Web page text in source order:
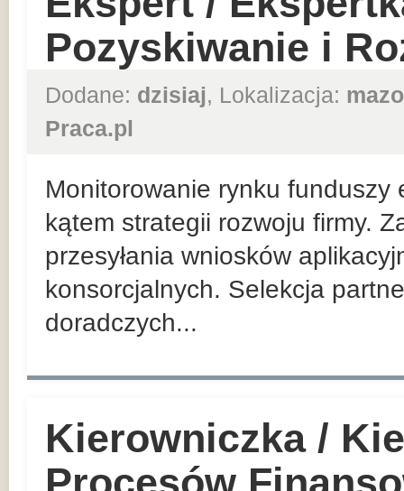
Pozyskiwanie i
Dodane: dzisiaj, Lokalizacja:
Praca.pl
Monitorowanie rynku
kątem strategii rozwoju firmy.
przesyłania wniosków
konsorcjalnych. Selekcja
doradczych...
Kierowniczka /